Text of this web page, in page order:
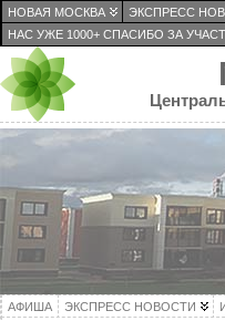
НОВАЯ МОСКВА ЭКСПРЕСС
НАС УЖЕ 1000+ СПАСИБО ЗА
АФИША ЭКСПРЕСС НОВОСТИ